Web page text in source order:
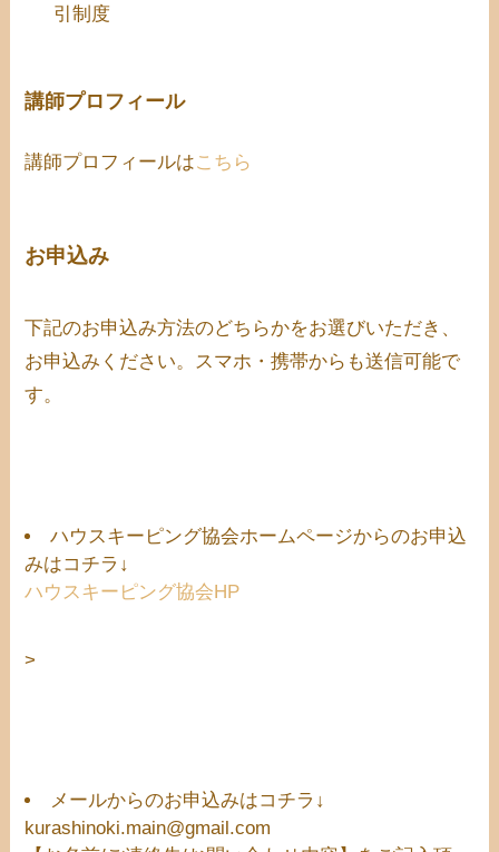
引制度
講師プロフィール
講師プロフィールはこちら
お申込み
下記のお申込み方法のどちらかをお選びいただき、
お申込みください。スマホ・携帯からも送信可能で
す。
ハウスキーピング協会ホームページからのお申込
みはコチラ↓
ハウスキーピング協会HP
>
メールからのお申込みはコチラ↓
kurashinoki.main@gmail.com